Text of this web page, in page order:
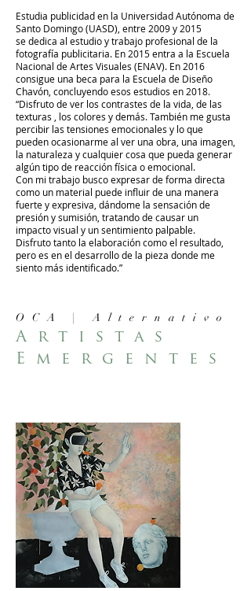
Estudia publicidad en la Universidad Autónoma de
Santo Domingo (UASD), entre 2009 y 2015
se dedica al estudio y trabajo profesional de la
fotografía publicitaria. En 2015 entra a la Escuela
Nacional de Artes Visuales (ENAV). En 2016
consigue una beca para la Escuela de Diseño
Chavón, concluyendo esos estudios en 2018.
“Disfruto de ver los contrastes de la vida, de las
texturas , los colores y demás. También me gusta
percibir las tensiones emocionales y lo que
pueden ocasionarme al ver una obra, una imagen,
la naturaleza y cualquier cosa que pueda generar
algún tipo de reacción física o emocional.
Con mi trabajo busco expresar de forma directa
como un material puede influir de una manera
fuerte y expresiva, dándome la sensación de
presión y sumisión, tratando de causar un
impacto visual y un sentimiento palpable.
Disfruto tanto la elaboración como el resultado,
pero es en el desarrollo de la pieza donde me
siento más identificado.”
OCA | Alternativo
Artistas
Emergente s